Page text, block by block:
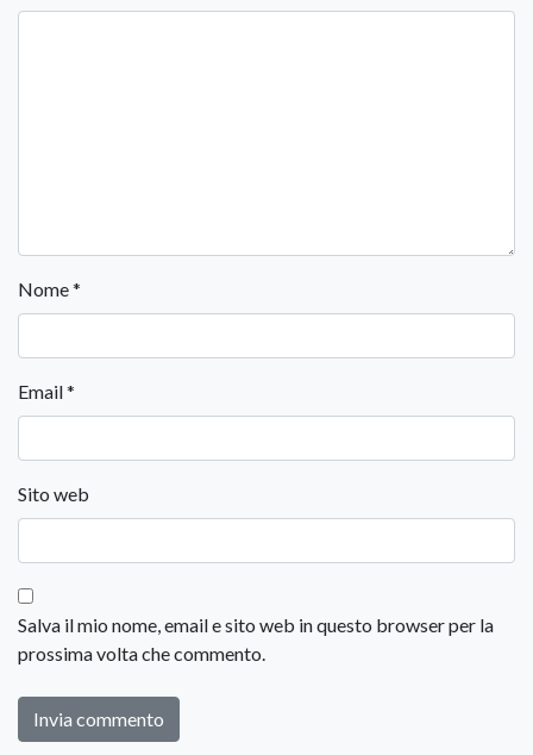
Nome*
Email*
Sito web
Salva il mio nome, email e sito web in questo browser per la
prossima volta che commento.